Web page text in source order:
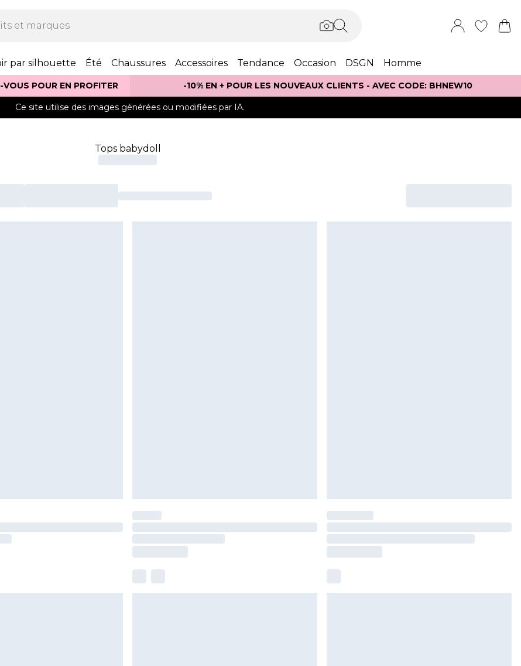
par silhouette Été Chaussures Accessoires Tendance Occasion DSGN Homme
POUR EN PROFITER -10% EN + POUR LES NOUVEAUX CLIENTS - AVEC CODE: BHNEW10
Ce site utilise des images générées ou modifiées par IA.
Tops babydoll